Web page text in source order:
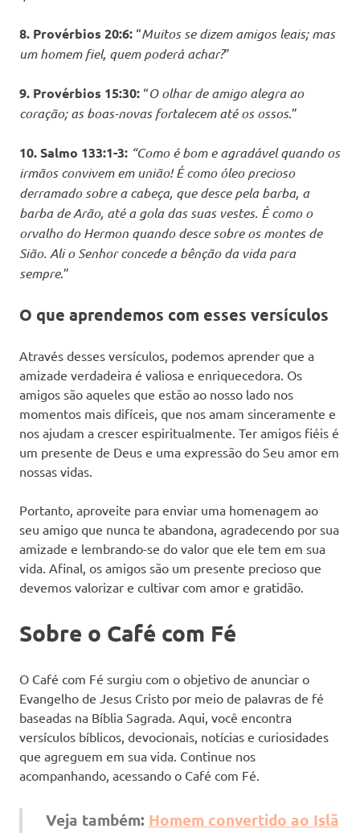
8. Provérbios 20:6: “Muitos se dizem amigos leais; mas
um homem fiel, quem poderá achar?”
9. Provérbios 15:30: “O olhar de amigo alegra ao
coração; as boas-novas fortalecem até os ossos.”
10. Salmo 133:1-3: “Como é bom e agradável quando os
irmãos convivem em união! É como óleo precioso
derramado sobre a cabeça, que desce pela barba, a
barba de Arão, até a gola das suas vestes. É como o
orvalho do Hermon quando desce sobre os montes de
Sião. Ali o Senhor concede a bênção da vida para
sempre.”
O que aprendemos com esses versículos
Através desses versículos, podemos aprender que a
amizade verdadeira é valiosa e enriquecedora. Os
amigos são aqueles que estão ao nosso lado nos
momentos mais difíceis, que nos amam sinceramente e
nos ajudam a crescer espiritualmente. Ter amigos fiéis é
um presente de Deus e uma expressão do Seu amor em
nossas vidas.
Portanto, aproveite para enviar uma homenagem ao
seu amigo que nunca te abandona, agradecendo por sua
amizade e lembrando-se do valor que ele tem em sua
vida. Afinal, os amigos são um presente precioso que
devemos valorizar e cultivar com amor e gratidão.
Sobre o Café com Fé
O Café com Fé surgiu com o objetivo de anunciar o
Evangelho de Jesus Cristo por meio de palavras de fé
baseadas na Bíblia Sagrada. Aqui, você encontra
versículos bíblicos, devocionais, notícias e curiosidades
que agreguem em sua vida. Continue nos
acompanhando, acessando o Café com Fé.
Veja também: Homem convertido ao Islã